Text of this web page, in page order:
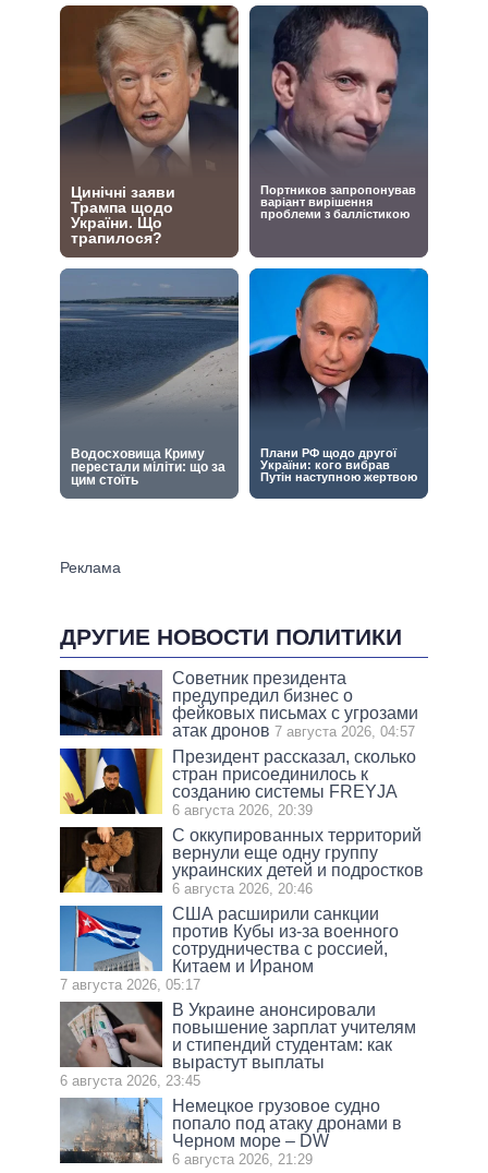
ДРУГИЕ НОВОСТИ ПОЛИТИКИ
Советник президента
предупредил бизнес о
фейковых письмах с угрозами
атак дронов 7 августа 2026, 04:57
Президент рассказал, сколько
стран присоединилось к
созданию системы FREYJA
6 августа 2026, 20:39
С оккупированных территорий
вернули еще одну группу
украинских детей и подростков
6 августа 2026, 20:46
США расширили санкции
против Кубы из-за военного
сотрудничества с россией,
Китаем и Ираном
7 августа 2026, 05:17
В Украине анонсировали
повышение зарплат учителям
и стипендий студентам: как
вырастут выплаты
6 августа 2026, 23:45
Немецкое грузовое судно
попало под атаку дронами в
Черном море – DW
6 августа 2026, 21:29